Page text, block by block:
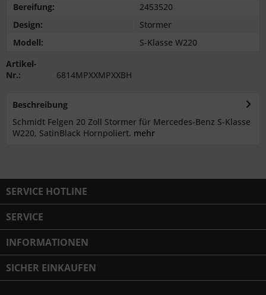
Bereifung:
2453520
Design:
Stormer
Modell:
S-Klasse W220
Artikel-
Nr.:
6814MPXXMPXXBH
Beschreibung
Schmidt Felgen 20 Zoll Stormer für Mercedes-Benz S-Klasse
W220, SatinBlack Hornpoliert. mehr
SERVICE HOTLINE
SERVICE
INFORMATIONEN
SICHER EINKAUFEN